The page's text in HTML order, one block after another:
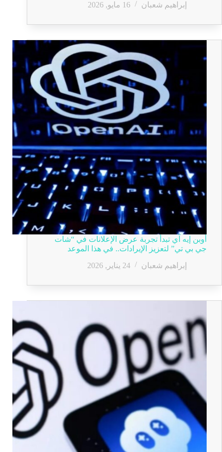
إبراهيم شعبان
16 مايو, 2026
أوبن إيه آي تبدأ تجربة عرض الإعلانات في “شات
جي بي تي” لتعزيز الإيرادات.. في هذا الموعد
إبراهيم شعبان
24 يناير, 2026